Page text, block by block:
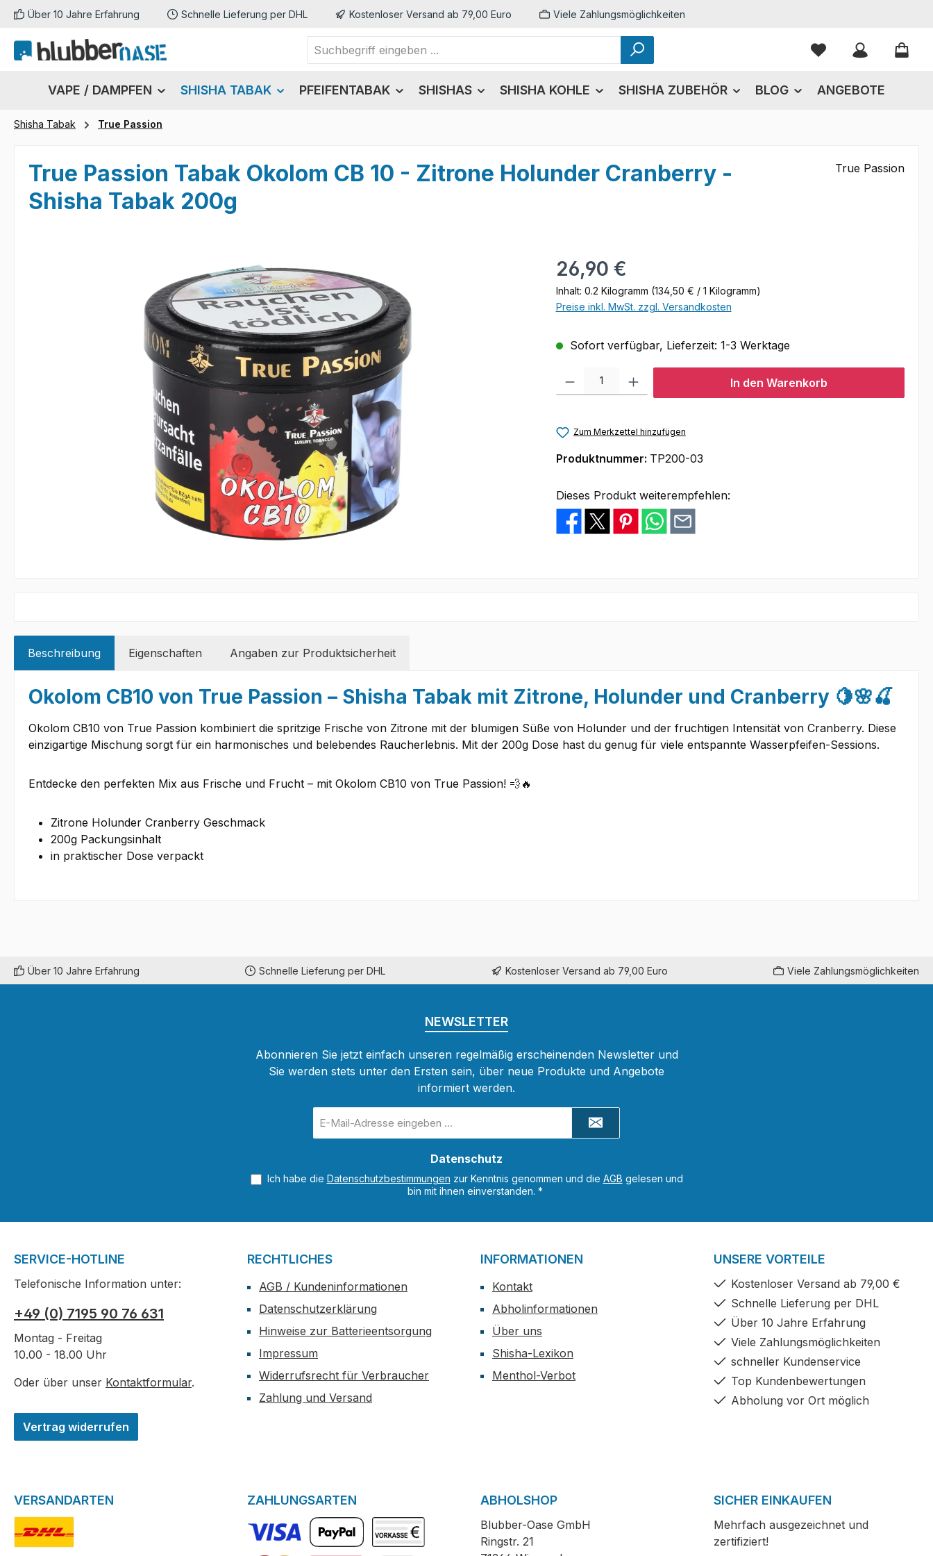
Hauptinhalt springen
Zur Suche springen
Zur Hauptnavigation springen
Über 10 Jahre Erfahrung Schnelle Lieferung per DHL Kostenloser Versand ab 79,00 Euro Viele Zahlungsmöglichkeiten
Du hast 0
VAPE / DAMPFEN SHISHA TABAK PFEIFENTABAK SHISHAS SHISHA KOHLE SHISHA ZUBEHÖR BLOG ANGEBOTE
Shisha Tabak True Passion
True Passion Tabak Okolom CB 10 - Zitrone Holunder Cranberry -
Shisha Tabak 200g
True Passion
Regulärer Preis:
26,90 €
Inhalt: 0.2 Kilogramm (134,50 € / 1 Kilogramm)
Preise inkl. MwSt. zzgl. Versandkosten
Sofort verfügbar, Lieferzeit: 1-3 Werktage
Produkt Anzahl: Gib den gewünschten Wert ein oder benutze die Schaltflächen
In den Warenkorb
Zum Merkzettel hinzufügen
Produktnummer: TP200-03
Dieses Produkt weiterempfehlen:
Beschreibung Eigenschaften Angaben zur Produktsicherheit
Okolom CB10 von True Passion – Shisha Tabak mit Zitrone, Holunder und Cranberry 🍋🌸🍒
Okolom CB10 von True Passion kombiniert die spritzige Frische von Zitrone mit der blumigen Süße von Holunder und der fruchtigen Intensität von Cranberry. Diese
einzigartige Mischung sorgt für ein harmonisches und belebendes Raucherlebnis. Mit der 200g Dose hast du genug für viele entspannte Wasserpfeifen-Sessions.
Entdecke den perfekten Mix aus Frische und Frucht – mit Okolom CB10 von True Passion! 💨🔥
Zitrone Holunder Cranberry Geschmack
200g Packungsinhalt
in praktischer Dose verpackt
Über 10 Jahre Erfahrung Schnelle Lieferung per DHL Kostenloser Versand ab 79,00 Euro Viele Zahlungsmöglichkeiten
NEWSLETTER
Abonnieren Sie jetzt einfach unseren regelmäßig erscheinenden Newsletter und
Sie werden stets unter den Ersten sein, über neue Produkte und Angebote
informiert werden.
Mail-
Datenschutz
Ich habe die Datenschutzbestimmungen zur Kenntnis genommen und die AGB gelesen und
bin mit ihnen einverstanden. *
SERVICE-HOTLINE
Telefonische Information unter:
+49 (0) 7195 90 76 631
Montag - Freitag
10.00 - 18.00 Uhr
Oder über unser Kontaktformular.
Vertrag widerrufen
RECHTLICHES
AGB / Kundeninformationen
Datenschutzerklärung
Hinweise zur Batterieentsorgung
Impressum
Widerrufsrecht für Verbraucher
Zahlung und Versand
INFORMATIONEN
Kontakt
Abholinformationen
Über uns
Shisha-Lexikon
Menthol-Verbot
UNSERE VORTEILE
Kostenloser Versand ab 79,00 €
Schnelle Lieferung per DHL
Über 10 Jahre Erfahrung
Viele Zahlungsmöglichkeiten
schneller Kundenservice
Top Kundenbewertungen
Abholung vor Ort möglich
VERSANDARTEN ZAHLUNGSARTEN ABHOLSHOP
Blubber-Oase GmbH
Ringstr. 21
SICHER EINKAUFEN
Mehrfach ausgezeichnet und
zertifiziert!